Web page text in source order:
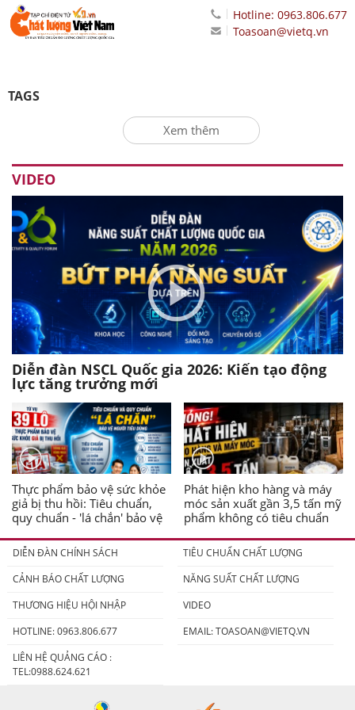
Hotline: 0963.806.677
Toasoan@vietq.vn
TAGS
Xem thêm
VIDEO
Diễn đàn NSCL Quốc gia 2026: Kiến tạo động
lực tăng trưởng mới
Thực phẩm bảo vệ sức khỏe
giả bị thu hồi: Tiêu chuẩn,
quy chuẩn - 'lá chắn' bảo vệ
Phát hiện kho hàng và máy
móc sản xuất gần 3,5 tấn mỹ
phẩm không có tiêu chuẩn
DIỄN ĐÀN CHÍNH SÁCH
TIÊU CHUẨN CHẤT LƯỢNG
CẢNH BÁO CHẤT LƯỢNG
NĂNG SUẤT CHẤT LƯỢNG
THƯƠNG HIỆU HỘI NHẬP
VIDEO
HOTLINE: 0963.806.677
EMAIL:TOASOAN@VIETQ.VN
LIÊN HỆ QUẢNG CÁO :
TEL:0988.624.621